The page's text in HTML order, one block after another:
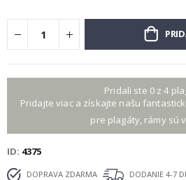
Pridali ste 0 z 4
Pridajte viac a získajte našu
pre plagáty, rámy sú
ID 4375
DOPRAVA ZDARMA
DODANIE 4-7